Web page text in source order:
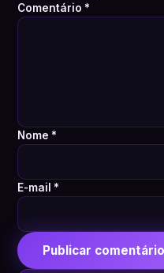
Comentário *
Nome *
E-mail *